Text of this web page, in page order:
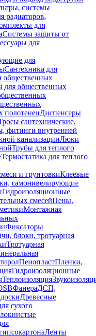
системы
радиаторов,
для
Системы защиты от
для
для
Сантехника для
общественных
для общественных
полотенецДиспенсеры
сантехнические,
фитинги внутренней
канализацииЛюки
Трубы для теплого
Термостатика для теплого
и грунтовкиКлеевые
самонивелирующие
Гидроизоляционные
смесейПены,
Монтажная
Фиксаторы
блоки, тротуарная
Тротуарная
ПенопластПленки,
Гидроизоляционные
Теплоизоляция
ФанераДСП,
Древесные
сухого
Ленты